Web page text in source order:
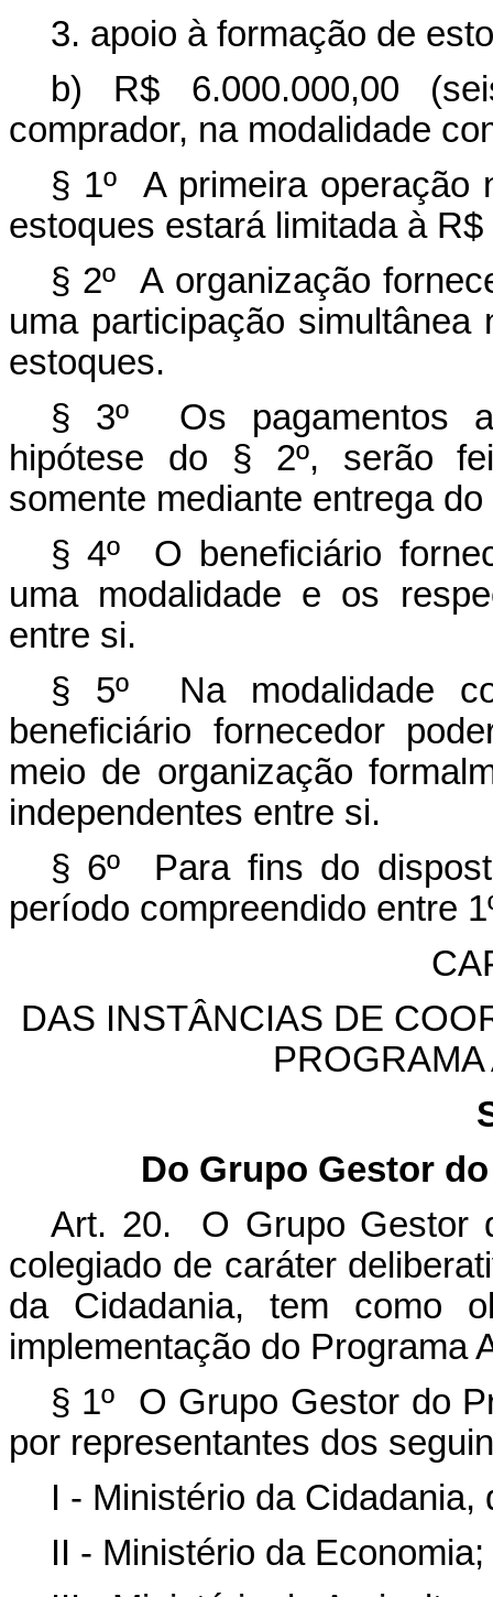
3. apoio à formação de
b) R$ 6.000.000,00
comprador, na modalidade
§ 1º A primeira operação
estoques estará limitada à
§ 2º A organização
uma participação
estoques.
§ 3º Os pagamentos
hipótese do § 2º, serão
somente mediante entrega
§ 4º O beneficiário
uma modalidade e os
entre si.
§ 5º Na modalidade
beneficiário fornecedor
meio de organização
independentes entre si.
§ 6º Para fins do
período compreendido entre
DAS INSTÂNCIAS DE
Do Grupo Gestor
Art. 20. O Grupo Gestor
colegiado de caráter
da Cidadania, tem como
implementação do Programa
§ 1º O Grupo Gestor do
por representantes dos
I - Ministério da Cidadania,
II - Ministério da Economia;